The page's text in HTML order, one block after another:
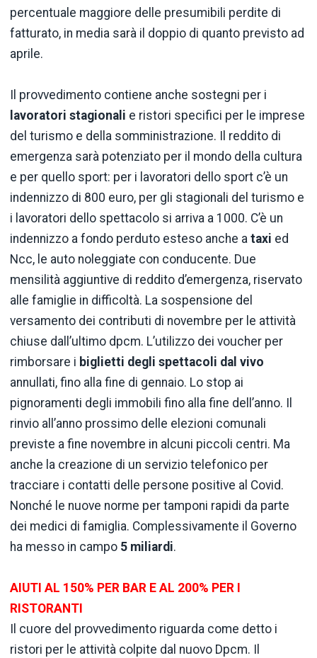
percentuale maggiore delle presumibili perdite di
fatturato, in media sarà il doppio di quanto previsto ad
aprile.
Il provvedimento contiene anche sostegni per i
lavoratori stagionali e ristori specifici per le imprese
del turismo e della somministrazione. Il reddito di
emergenza sarà potenziato per il mondo della cultura
e per quello sport: per i lavoratori dello sport c’è un
indennizzo di 800 euro, per gli stagionali del turismo e
i lavoratori dello spettacolo si arriva a 1000. C’è un
indennizzo a fondo perduto esteso anche a taxi ed
Ncc, le auto noleggiate con conducente. Due
mensilità aggiuntive di reddito d’emergenza, riservato
alle famiglie in difficoltà. La sospensione del
versamento dei contributi di novembre per le attività
chiuse dall’ultimo dpcm. L’utilizzo dei voucher per
rimborsare i biglietti degli spettacoli dal vivo
annullati, fino alla fine di gennaio. Lo stop ai
pignoramenti degli immobili fino alla fine dell’anno. Il
rinvio all’anno prossimo delle elezioni comunali
previste a fine novembre in alcuni piccoli centri. Ma
anche la creazione di un servizio telefonico per
tracciare i contatti delle persone positive al Covid.
Nonché le nuove norme per tamponi rapidi da parte
dei medici di famiglia. Complessivamente il Governo
ha messo in campo 5 miliardi.
AIUTI AL 150% PER BAR E AL 200% PER I
RISTORANTI
Il cuore del provvedimento riguarda come detto i
ristori per le attività colpite dal nuovo Dpcm. Il